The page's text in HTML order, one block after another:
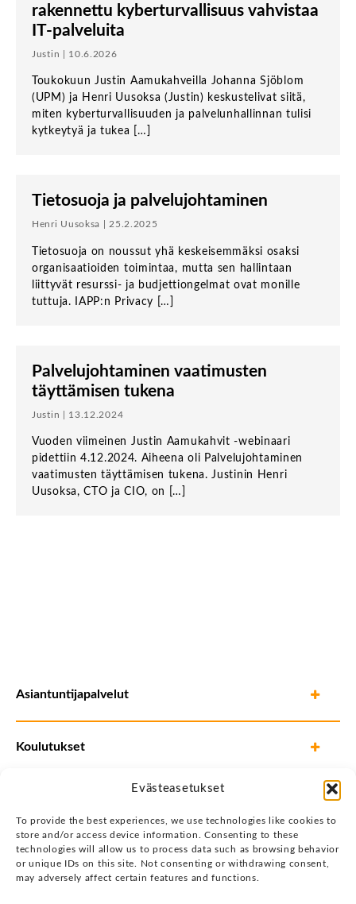
Evästeasetukset
To provide the best experiences, we use technologies like cookies to
store and/or access device information. Consenting to these
technologies will allow us to process data such as browsing behavior
or unique IDs on this site. Not consenting or withdrawing consent,
may adversely affect certain features and functions.
rakennettu kyber­turvallisuus vahvistaa
IT-palveluita
Justin | 10.6.2026
Toukokuun Justin Aamukahveilla Johanna Sjöblom
(UPM) ja Henri Uusoksa (Justin) keskustelivat siitä,
miten kyberturvallisuuden ja palvelunhallinnan tulisi
kytkeytyä ja tukea […]
Tietosuoja ja palvelujohtaminen
Henri Uusoksa | 25.2.2025
Tietosuoja on noussut yhä keskeisemmäksi osaksi
organisaatioiden toimintaa, mutta sen hallintaan
liittyvät resurssi- ja budjettiongelmat ovat monille
tuttuja. IAPP:n Privacy […]
Palvelujohtaminen vaatimusten
täyttämisen tukena
Justin | 13.12.2024
Vuoden viimeinen Justin Aamukahvit -webinaari
pidettiin 4.12.2024. Aiheena oli Palvelujohtaminen
vaatimusten täyttämisen tukena. Justinin Henri
Uusoksa, CTO ja CIO, on […]
Asiantuntijapalvelut
Koulutukset